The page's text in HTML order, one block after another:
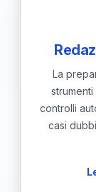
La
controlli
casi